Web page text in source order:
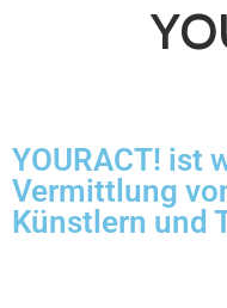
YOURACT! ist
Vermittlung
Künstlern und